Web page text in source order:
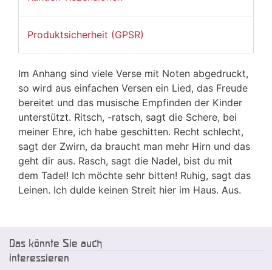
Produktsicherheit (GPSR)
Im Anhang sind viele Verse mit Noten abgedruckt,
so wird aus einfachen Versen ein Lied, das Freude
bereitet und das musische Empfinden der Kinder
unterstützt. Ritsch, -ratsch, sagt die Schere, bei
meiner Ehre, ich habe geschitten. Recht schlecht,
sagt der Zwirn, da braucht man mehr Hirn und das
geht dir aus. Rasch, sagt die Nadel, bist du mit
dem Tadel! Ich möchte sehr bitten! Ruhig, sagt das
Leinen. Ich dulde keinen Streit hier im Haus. Aus.
Das könnte Sie auch
interessieren